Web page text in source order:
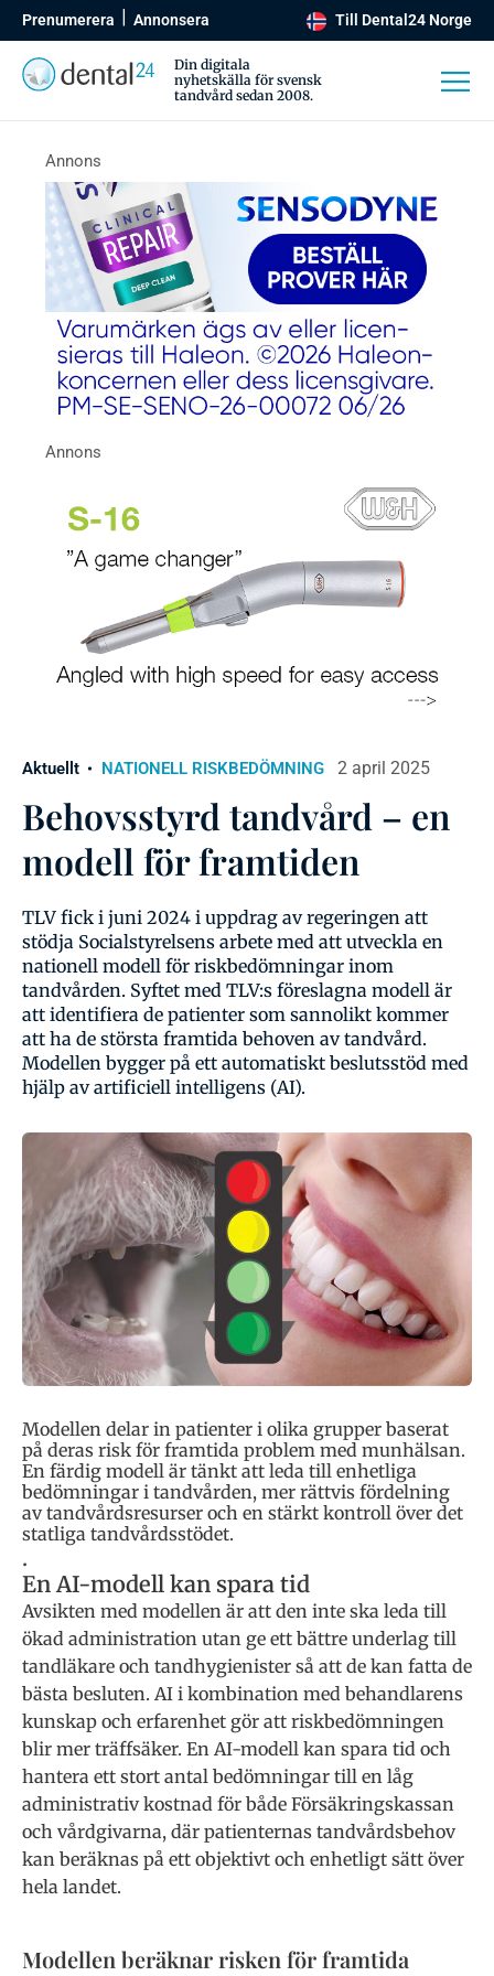
Prenumerera Annonsera Till Dental24 Norge
Din digitala
nyhetskälla för svensk
tandvård sedan 2008.
Aktuellt NATIONELL RISKBEDÖMNING 2 april 2025
Behovsstyrd tandvård – en
modell för framtiden
TLV fick i juni 2024 i uppdrag av regeringen att
stödja Socialstyrelsens arbete med att utveckla en
nationell modell för riskbedömningar inom
tandvården. Syftet med TLV:s föreslagna modell är
att identifiera de patienter som sannolikt kommer
att ha de största framtida behoven av tandvård.
Modellen bygger på ett automatiskt beslutsstöd med
hjälp av artificiell intelligens (AI).
Modellen delar in patienter i olika grupper baserat
på deras risk för framtida problem med munhälsan.
En färdig modell är tänkt att leda till enhetliga
bedömningar i tandvården, mer rättvis fördelning
av tandvårdsresurser och en stärkt kontroll över det
statliga tandvårdsstödet.
.
En AI-modell kan spara tid
Avsikten med modellen är att den inte ska leda till
ökad administration utan ge ett bättre underlag till
tandläkare och tandhygienister så att de kan fatta de
bästa besluten. AI i kombination med behandlarens
kunskap och erfarenhet gör att riskbedömningen
blir mer träffsäker. En AI-modell kan spara tid och
hantera ett stort antal bedömningar till en låg
administrativ kostnad för både Försäkringskassan
och vårdgivarna, där patienternas tandvårdsbehov
kan beräknas på ett objektivt och enhetligt sätt över
hela landet.
Modellen beräknar risken för framtida